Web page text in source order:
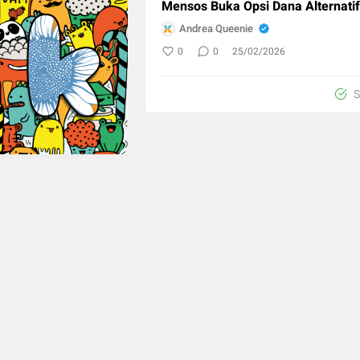
Mensos Buka Opsi Dana
Andrea Queenie
0 0 25/02/2026